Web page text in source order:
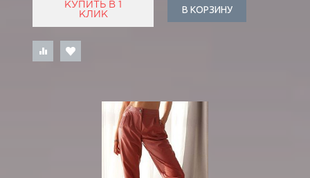
КУПИТЬ В 1
КЛИК
В КОРЗИНУ